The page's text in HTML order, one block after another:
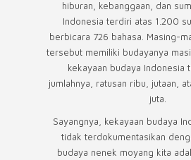
hiburan, kebanggaan, dan
Indonesia terdiri atas 1.200
berbicara 726 bahasa. Masing-
tersebut memiliki budayanya
kekayaan budaya Indonesia
jumlahnya, ratusan ribu, jutaan,
juta.
Sayangnya, kekayaan budaya
tidak terdokumentasikan
budaya nenek moyang kita